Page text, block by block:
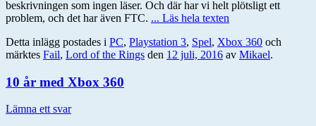
beskrivningen som ingen läser. Och där har vi helt plötsligt ett
problem, och det har även FTC. ... Läs hela texten
Detta inlägg postades i PC, Playstation 3, Spel, Xbox 360 och
märktes Fail, Lord of the Rings den 12 juli, 2016 av Mikael.
10 år med Xbox 360
Lämna ett svar